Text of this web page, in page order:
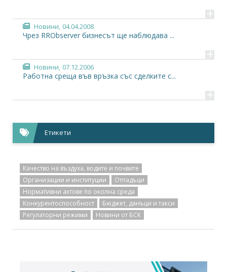
+
Новини, 04.04.2008
Чрез RRObserver бизнесът ще наблюдава ...
+
Новини, 07.12.2006
Работна среща във връзка със сделките с...
+
Етикети
Качество на въздуха, водите и почвите
Организации и институции
Отпадъци
Нормативни актове по околна среда
Конкурентоспособност
Бюджет, данъци и такси
Регулаторни режими
Новини от БСК